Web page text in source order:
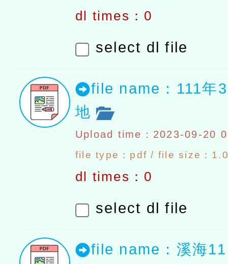
dl times：0
select dl file
file name：111年
地
Upload time：2023-09-20
file type：pdf / file size：
dl times：0
select dl file
file name：溪海